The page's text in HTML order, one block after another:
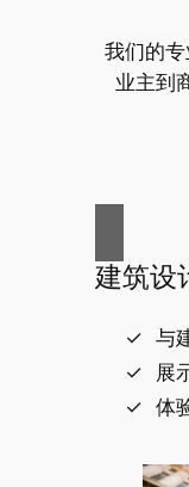
我们的
业主到
建筑设
与
展
体